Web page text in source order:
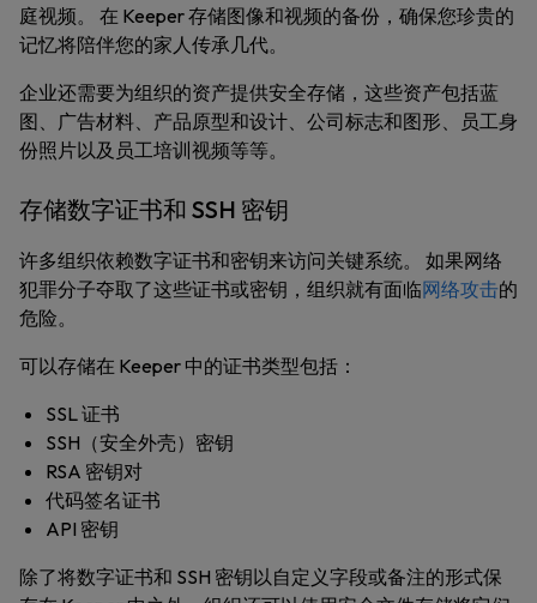
庭视频。 在 Keeper 存储图像和视频的备份，确保您珍贵的
记忆将陪伴您的家人传承几代。
企业还需要为组织的资产提供安全存储，这些资产包括蓝
图、广告材料、产品原型和设计、公司标志和图形、员工身
份照片以及员工培训视频等等。
存储数字证书和 SSH 密钥
许多组织依赖数字证书和密钥来访问关键系统。 如果网络
犯罪分子夺取了这些证书或密钥，组织就有面临网络攻击的
危险。
可以存储在 Keeper 中的证书类型包括：
SSL 证书
SSH（安全外壳）密钥
RSA 密钥对
代码签名证书
API 密钥
除了将数字证书和 SSH 密钥以自定义字段或备注的形式保